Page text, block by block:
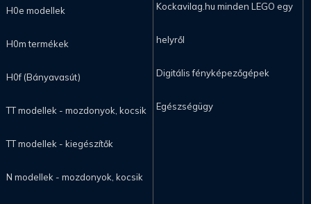
H0e modellek
H0m termékek
H0f (Bányavasút)
TT modellek - mozdonyok, kocsik
TT modellek - kiegészítők
N modellek - mozdonyok, kocsik
Kockavilag.hu minden LEGO egy
helyről
Digitális fényképezőgépek
Egészségügy